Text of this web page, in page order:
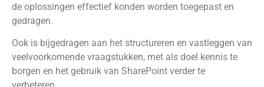
de oplossingen effectief konden worden toegepast en
gedragen.
Ook is bijgedragen aan het structureren en vastleggen van
veelvoorkomende vraagstukken, met als doel kennis te
borgen en het gebruik van SharePoint verder te